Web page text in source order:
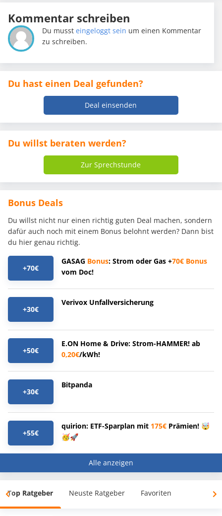
Kommentar schreiben
Du mussteingeloggt sein um einen Kommentar
zu schreiben.
Du hast einen Deal gefunden?
Deal einsenden
Du willst beraten werden?
Zur Sprechstunde
Bonus Deals
Du willst nicht nur einen richtig guten Deal machen, sondern
dafür auch noch mit einem Bonus belohnt werden? Dann bist
du hier genau richtig.
+70€
GASAG Bonus: Strom oder Gas +70€ Bonus
vom Doc!
+30€
Verivox Unfallversicherung
+50€
E.ON Home & Drive: Strom-HAMMER! ab
0,20€/kWh!
+30€
Bitpanda
+55€
quirion: ETF-Sparplan mit 175€ Prämien! 🤯
🥳🚀
Alle anzeigen
Top Ratgeber Neuste Ratgeber Favoriten